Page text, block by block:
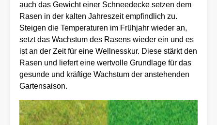
auch das Gewicht einer Schneedecke setzen dem
Rasen in der kalten Jahreszeit empfindlich zu.
Steigen die Temperaturen im Frühjahr wieder an,
setzt das Wachstum des Rasens wieder ein und es
ist an der Zeit für eine Wellnesskur. Diese stärkt den
Rasen und liefert eine wertvolle Grundlage für das
gesunde und kräftige Wachstum der anstehenden
Gartensaison.